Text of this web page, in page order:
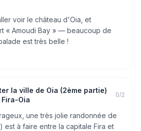
voir le château d'Oia, et
« Amoudi Bay » — beaucoup de
est très belle !
la ville de Oia (2ème partie)
Oia
0/2
une très jolie randonnée de
est à faire entre la capitale Fira et